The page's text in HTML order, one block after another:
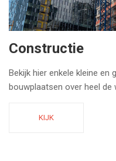
Constructie
Bekijk hier enkele kleine
bouwplaatsen over heel de
KIJK